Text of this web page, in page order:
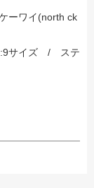
ーワイ(north ck
サイズ / ステ